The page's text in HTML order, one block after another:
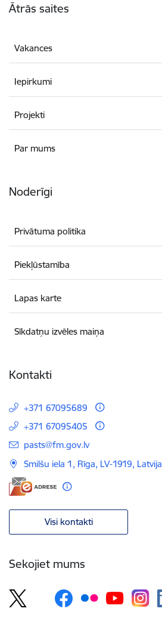
Ātrās saites
Vakances
Iepirkumi
Projekti
Par mums
Noderīgi
Privātuma politika
Piekļūstamība
Lapas karte
Sīkdatņu izvēles maiņa
Kontakti
+371 67095689
+371 67095405
E-pasts:
pasts@fm.gov.lv
Smilšu iela 1, Rīga, LV-1919, Latvija
Visi kontakti
Sekojiet mums